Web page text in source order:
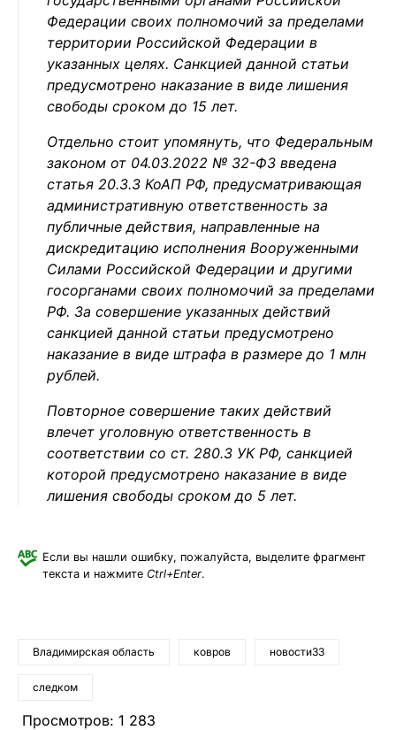
Федерации своих полномочий за пределами
территории Российской Федерации в
указанных целях. Санкцией данной статьи
предусмотрено наказание в виде лишения
свободы сроком до 15 лет.
Отдельно стоит упомянуть, что Федеральным
законом от 04.03.2022 № 32-ФЗ введена
статья 20.3.3 КоАП РФ, предусматривающая
административную ответственность за
публичные действия, направленные на
дискредитацию исполнения Вооруженными
Силами Российской Федерации и другими
госорганами своих полномочий за пределами
РФ. За совершение указанных действий
санкцией данной статьи предусмотрено
наказание в виде штрафа в размере до 1 млн
рублей.
Повторное совершение таких действий
влечет уголовную ответственность в
соответствии со ст. 280.3 УК РФ, санкцией
которой предусмотрено наказание в виде
лишения свободы сроком до 5 лет.
Если вы нашли ошибку, пожалуйста, выделите фрагмент
текста и нажмите Ctrl+Enter.
Владимирская область ковров новости33
следком
Просмотров: 1 283